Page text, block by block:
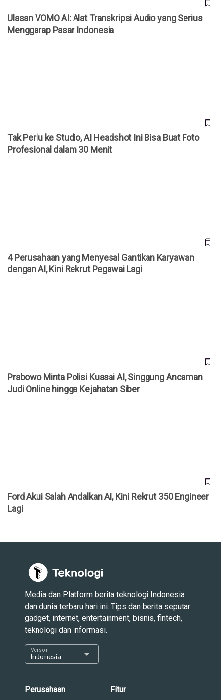
Ulasan VOMO AI: Alat Transkripsi Audio yang Serius
Menggarap Pasar Indonesia
Tak Perlu ke Studio, AI Headshot Ini Bisa Buat Foto
Profesional dalam 30 Menit
4 Perusahaan yang Menyesal Gantikan Karyawan
dengan AI, Kini Rekrut Pegawai Lagi
Prabowo Minta Polisi Kuasai AI, Singgung Ancaman
Judi Online hingga Kejahatan Siber
Ford Akui Salah Andalkan AI, Kini Rekrut 350 Engineer
Lagi
Media dan Platform berita teknologi Indonesia
dan dunia terbaru hari ini. Tips dan berita seputar
gadget, internet, entertainment, bisnis, fintech,
teknologi dan informasi.
Indonesia
Version arrow_drop_down
Perusahaan Fitur